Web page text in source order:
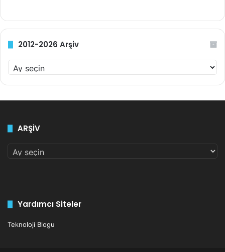
2012-2026 Arşiv
2012-
2026
Arşiv
ARŞİV
ARŞİV
Yardımcı Siteler
Teknoloji Blogu